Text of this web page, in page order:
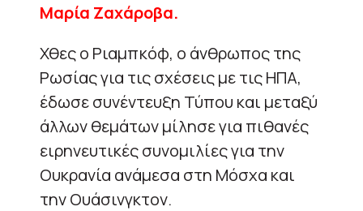
Μαρία Ζαχάροβα.
Χθες ο Ριαμπκόφ, ο άνθρωπος της
Ρωσίας για τις σχέσεις με τις ΗΠΑ,
έδωσε συνέντευξη Τύπου και μεταξύ
άλλων θεμάτων μίλησε για πιθανές
ειρηνευτικές συνομιλίες για την
Ουκρανία ανάμεσα στη Μόσχα και
την Ουάσινγκτον.